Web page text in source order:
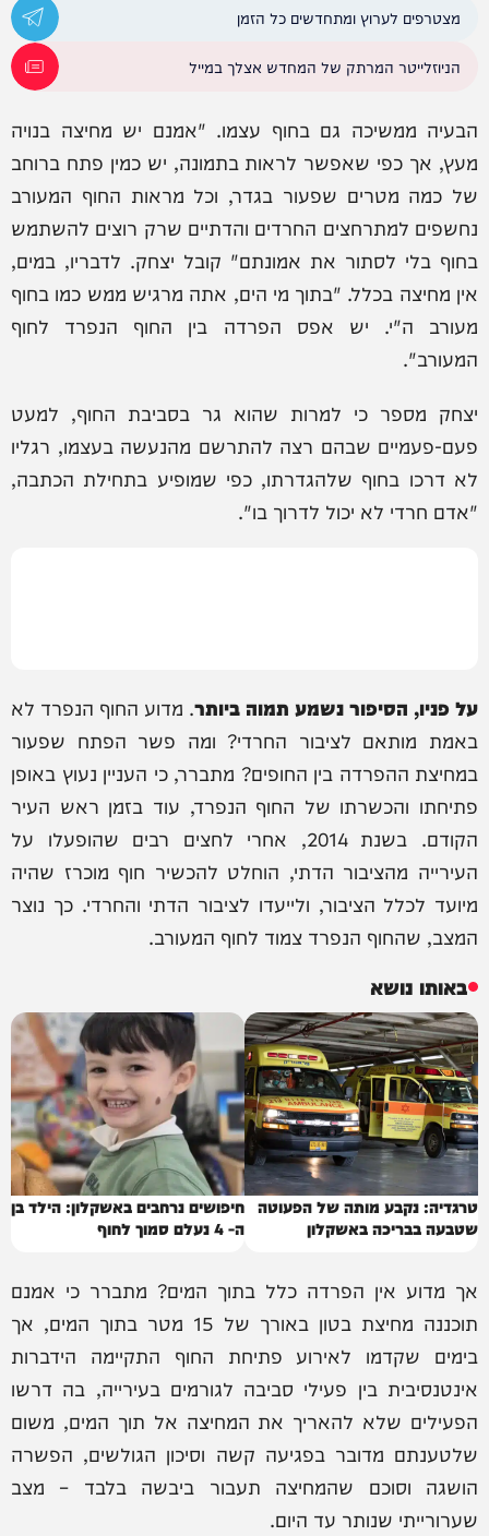
מצטרפים לערוץ ומתחדשים כל הזמן
הניוזלייטר המרתק של המחדש אצלך במייל
הבעיה ממשיכה גם בחוף עצמו. "אמנם יש מחיצה בנויה
מעץ, אך כפי שאפשר לראות בתמונה, יש כמין פתח ברוחב
של כמה מטרים שפעור בגדר, וכל מראות החוף המעורב
נחשפים למתרחצים החרדים והדתיים שרק רוצים להשתמש
בחוף בלי לסתור את אמונתם" קובל יצחק. לדבריו, במים,
אין מחיצה בכלל. "בתוך מי הים, אתה מרגיש ממש כמו בחוף
מעורב ה"י. יש אפס הפרדה בין החוף הנפרד לחוף
המעורב".
יצחק מספר כי למרות שהוא גר בסביבת החוף, למעט
פעם-פעמיים שבהם רצה להתרשם מהנעשה בעצמו, רגליו
לא דרכו בחוף שלהגדרתו, כפי שמופיע בתחילת הכתבה,
"אדם חרדי לא יכול לדרוך בו".
על פניו, הסיפור נשמע תמוה ביותר. מדוע החוף הנפרד לא
באמת מותאם לציבור החרדי? ומה פשר הפתח שפעור
במחיצת ההפרדה בין החופים? מתברר, כי העניין נעוץ באופן
פתיחתו והכשרתו של החוף הנפרד, עוד בזמן ראש העיר
הקודם. בשנת 2014, אחרי לחצים רבים שהופעלו על
העירייה מהציבור הדתי, הוחלט להכשיר חוף מוכרז שהיה
מיועד לכלל הציבור, ולייעדו לציבור הדתי והחרדי. כך נוצר
המצב, שהחוף הנפרד צמוד לחוף המעורב.
באותו נושא
טרגדיה: נקבע מותה של הפעוטה
שטבעה בבריכה באשקלון
חיפושים נרחבים באשקלון: הילד בן
ה- 4 נעלם סמוך לחוף
אך מדוע אין הפרדה כלל בתוך המים? מתברר כי אמנם
תוכננה מחיצת בטון באורך של 15 מטר בתוך המים, אך
בימים שקדמו לאירוע פתיחת החוף התקיימה הידברות
אינטנסיבית בין פעילי סביבה לגורמים בעירייה, בה דרשו
הפעילים שלא להאריך את המחיצה אל תוך המים, משום
שלטענתם מדובר בפגיעה קשה וסיכון הגולשים, הפשרה
הושגה וסוכם שהמחיצה תעבור ביבשה בלבד – מצב
שערורייתי שנותר עד היום.